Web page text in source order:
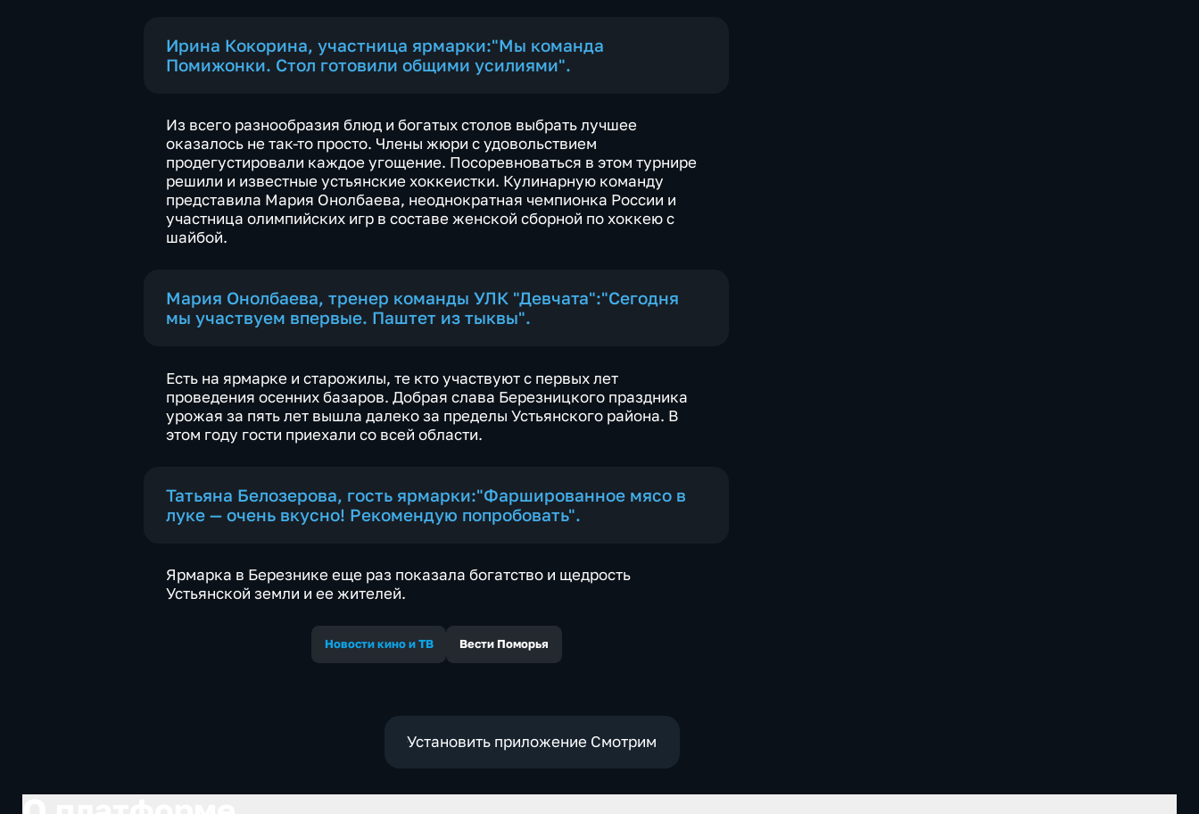
Ирина Кокорина, участница ярмарки:"Мы команда
Помижонки. Стол готовили общими усилиями".
Из всего разнообразия блюд и богатых столов выбрать лучшее
оказалось не так-то просто. Члены жюри с удовольствием
продегустировали каждое угощение. Посоревноваться в этом турнире
решили и известные устьянские хоккеистки. Кулинарную команду
представила Мария Онолбаева, неоднократная чемпионка России и
участница олимпийских игр в составе женской сборной по хоккею с
шайбой.
Мария Онолбаева, тренер команды УЛК "Девчата":"Сегодня
мы участвуем впервые. Паштет из тыквы".
Есть на ярмарке и старожилы, те кто участвуют с первых лет
проведения осенних базаров. Добрая слава Березницкого праздника
урожая за пять лет вышла далеко за пределы Устьянского района. В
этом году гости приехали со всей области.
Татьяна Белозерова, гость ярмарки:"Фаршированное мясо в
луке — очень вкусно! Рекомендую попробовать".
Ярмарка в Березнике еще раз показала богатство и щедрость
Устьянской земли и ее жителей.
Новости кино и ТВ Вести Поморья
Установить приложение Смотрим